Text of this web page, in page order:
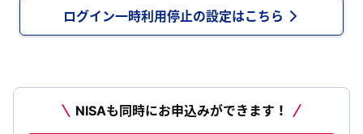
ログイン一時利用停止の設定はこちら
NISAも同時にお申込みができます！